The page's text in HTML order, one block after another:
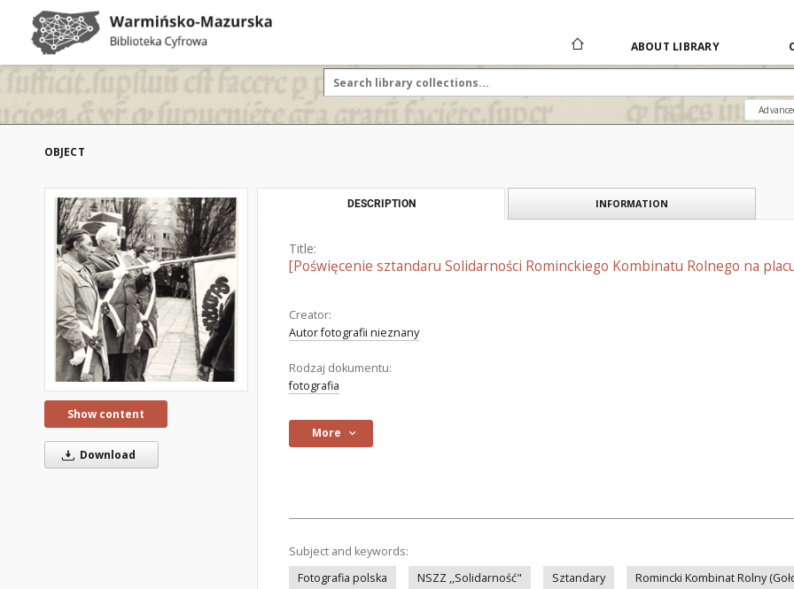
ABOUT LIBRARY
OBJECT
Show content
Download
DESCRIPTION INFORMATION
Title:
[Poświęcenie sztandaru Solidarności Rominckiego Kombinatu Rolnego na
Creator:
Autor fotografii nieznany
Rodzaj dokumentu:
fotografia
More
Subject and keywords:
Fotografia polska
NSZZ ,,Solidarność" Sztandary Romincki Kombinat Rolny